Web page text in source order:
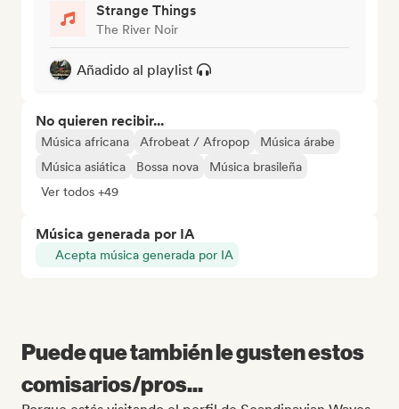
Strange Things
The River Noir
Añadido al playlist
No quieren recibir...
Música africana Afrobeat / Afropop
Música árabe
Música asiática
Bossa nova
Música brasileña
Ver todos +49
Música generada por IA
Acepta música generada por IA
Puede que también le gusten estos
comisarios/pros...